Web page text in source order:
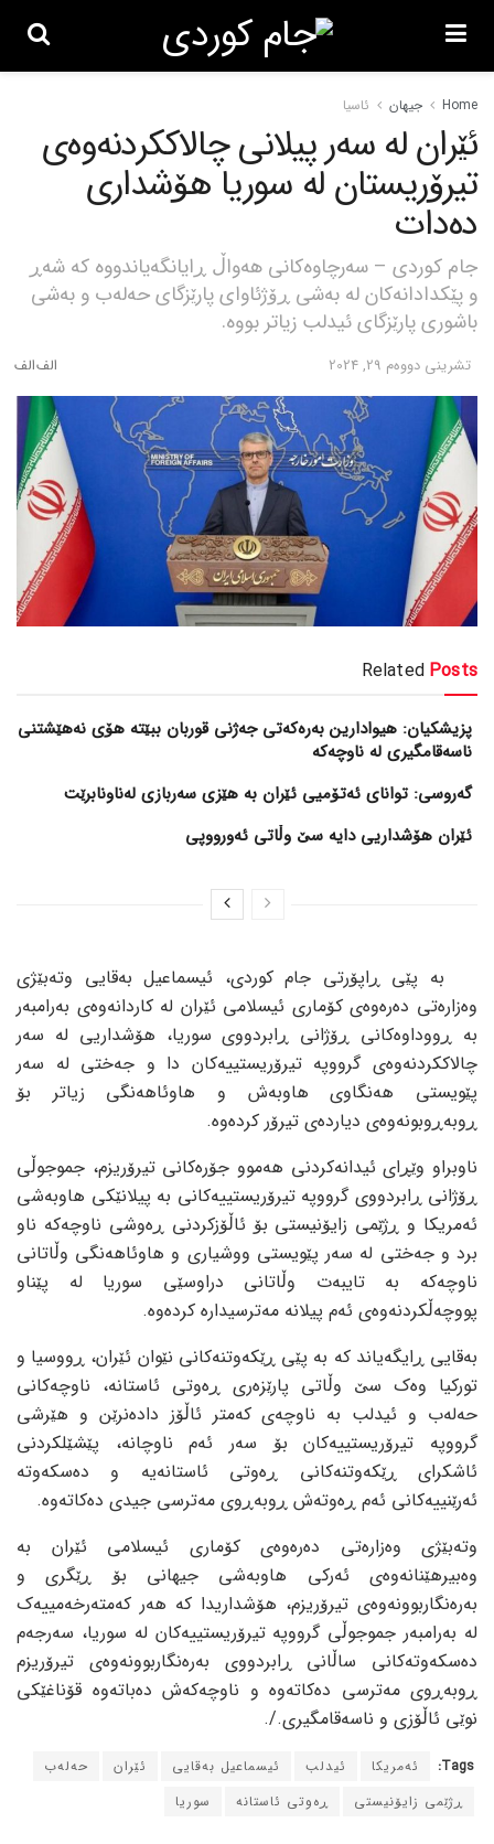
Home جیهان ئاسیا
ئێران لە سەر پیلانی چالاککردنەوەی
تیرۆریستان لە سوریا هۆشداری
دەدات
جام کوردی – سەرچاوەکانی هەواڵ ڕایانگەیاندووە کە شەڕ
و پێکدادانەکان لە بەشی ڕۆژئاوای پارێزگای حەلەب و بەشی
باشوری پارێزگای ئیدلب زیاتر بووە.
تشرینی دووه‌م 29, 2024
Related Posts
پزیشکیان: هیوادارین بەرەکەتی جەژنی قوربان ببێتە هۆی نەهێشتنی
ناسەقامگیری لە ناوچەکە
گەروسی: توانای ئەتۆمیی ئێران بە هێزی سەربازی لەناونابرێت
ئێران هۆشداریی دایە سێ وڵاتی ئەورووپی
بە پێی ڕاپۆرتی جام کوردی، ئیسماعیل بەقایی وتەبێژی
وەزارەتی دەرەوەی کۆماری ئیسلامی ئێران لە کاردانەوەی بەرامبەر
بە ڕووداوەکانی ڕۆژانی ڕابردووی سوریا، هۆشداریی لە سەر
چالاککردنەوەی گرووپە تیرۆریستییەکان دا و جەختی لە سەر
پێویستی هەنگاوی هاوبەش و هاوئاهەنگی زیاتر بۆ
ڕوبەڕوبونەوەی دیاردەی تیرۆر کردەوە.
ناوبراو وێڕای ئیدانەکردنی هەموو جۆرەکانی تیرۆریزم، جموجوڵی
ڕۆژانی ڕابردووی گرووپە تیرۆریستییەکانی بە پیلانێکی هاوبەشی
ئەمریکا و ڕژێمی زایۆنیستی بۆ ئاڵۆزکردنی ڕەوشی ناوچەکە ناو
برد و جەختی لە سەر پێویستی ووشیاری و هاوئاهەنگی وڵاتانی
ناوچەکە بە تایبەت وڵاتانی دراوسێی سوریا لە پێناو
پووچەڵکردنەوەی ئەم پیلانە مەترسیدارە کردەوە.
بەقایی ڕایگەیاند کە بە پێی ڕێکەوتنەکانی نێوان ئێران، ڕووسیا و
تورکیا وەک سێ وڵاتی پارێزەری ڕەوتی ئاستانە، ناوچەکانی
حەلەب و ئیدلب بە ناوچەی کەمتر ئاڵۆز دادەنرێن و هێرشی
گرووپە تیرۆریستییەکان بۆ سەر ئەم ناوچانە، پێشێلکردنی
ئاشکرای ڕێکەوتنەکانی ڕەوتی ئاستانەیە و دەسکەوتە
ئەرێنییەکانی ئەم ڕەوتەش ڕوبەڕوی مەترسی جیدی دەکاتەوە.
وتەبێژی وەزارەتی دەرەوەی کۆماری ئیسلامی ئێران بە
وەبیرهێنانەوەی ئەرکی هاوبەشی جیهانی بۆ ڕێگری و
بەرەنگاربوونەوەی تیرۆریزم، هۆشداریدا کە هەر کەمتەرخەمییەک
لە بەرامبەر جموجوڵی گرووپە تیرۆریستییەکان لە سوریا، سەرجەم
دەسکەوتەکانی ساڵانی ڕابردووی بەرەنگاربوونەوەی تیرۆریزم
ڕوبەڕوی مەترسی دەکاتەوە و ناوچەکەش دەباتەوە قۆناغێکی
نوێی ئاڵۆزی و ناسەقامگیری./.
Tags: ئەمریکا ئیدلب ئیسماعیل بەقایی ئێران
حەلەب
ڕژێمی زایۆنیستی
ڕەوتی ئاستانە سوریا